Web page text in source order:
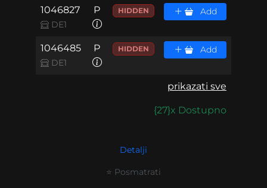
1046827
DE1
P HIDDEN Add
1046485
DE1
P HIDDEN Add
prikazati sve
{27}x Dostupno
Detalji
⭐ Posmatrati